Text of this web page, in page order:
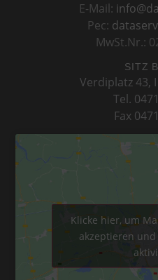
E-Mail:
Pec:
MwSt.Nr.:
SITZ
Verdiplatz 43,
Tel.
Fax
Klicke hier, um
akzeptieren